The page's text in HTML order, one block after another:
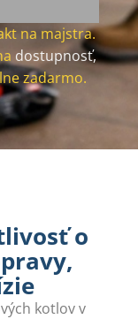
na majstra.
dostupnosť,
zadarmo.
o
kotlov v